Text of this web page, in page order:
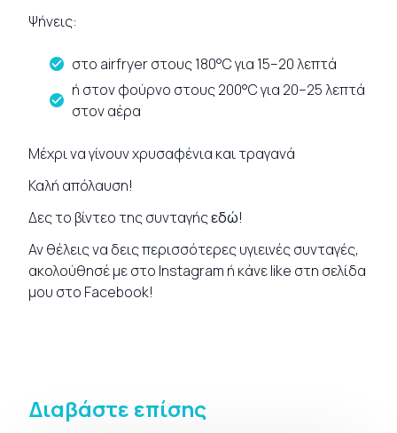
Ψήνεις:
στο airfryer στους 180°C για 15–20 λεπτά
ή στον φούρνο στους 200°C για 20–25 λεπτά
στον αέρα
Μέχρι να γίνουν χρυσαφένια και τραγανά
Καλή απόλαυση!
Δες το βίντεο της συνταγήςεδώ!
Αν θέλεις να δεις περισσότερες υγιεινέςσυνταγές,
ακολούθησέ με στο Instagram ή κάνε like στη σελίδα
μου στο Facebook!
Διαβάστε επίσης